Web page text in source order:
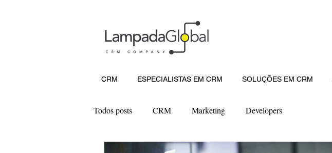
CRM ESPECIALISTAS EM CRM SOLUÇÕES EM CRM
Todos posts CRM Marketing Developers